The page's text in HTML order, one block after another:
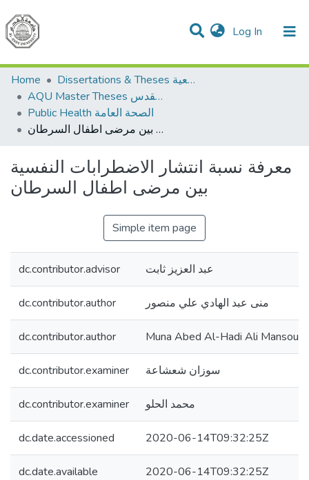
Log In (current)
Communities & Collections
All of DSpace
Home
Dissertations & Theses الرسائل الجامعية
AQU Master Theses الرسائل الجامعية الخاصة بجامعة القدس
Public Health الصحة العامة
معرفة نسبة انتشار الاضطرابات النفسية بين مرضى اطفال السرطان
معرفة نسبة انتشار الاضطرابات النفسية
بين مرضى اطفال السرطان
Simple item page
dc.contributor.advisor عبد العزيز ثابت
dc.contributor.author منى عبد الهادي علي منصور
dc.contributor.author Muna Abed Al-Hadi Ali Mansour
dc.contributor.examiner سوزان شعشاعة
dc.contributor.examiner محمد الحلو
dc.date.accessioned 2020-06-14T09:32:25Z
dc.date.available 2020-06-14T09:32:25Z